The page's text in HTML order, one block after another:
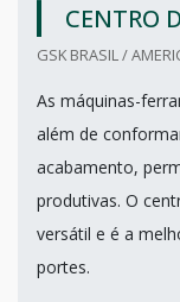
CENTRO
GSK BRASIL /
As máquinas-
além de
acabamento,
produtivas. O
versátil e é a
portes.